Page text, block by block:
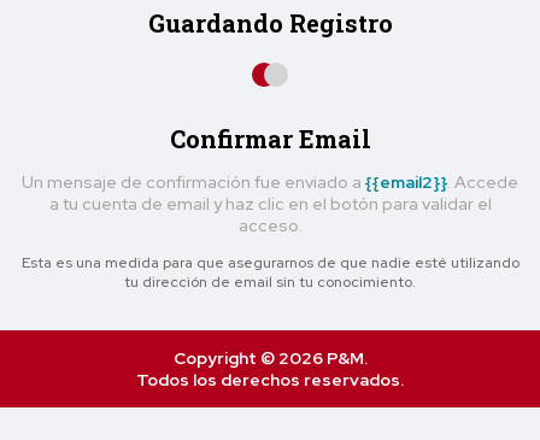
Guardando Registro
Confirmar Email
Un mensaje de confirmación fue enviado a {{email2}} . Accede
a tu cuenta de email y haz clic en el botón para validar el
acceso.
Esta es una medida para que asegurarnos de que nadie esté utilizando
tu dirección de email sin tu conocimiento.
Copyright © 2026 P&M.
Todos los derechos reservados.